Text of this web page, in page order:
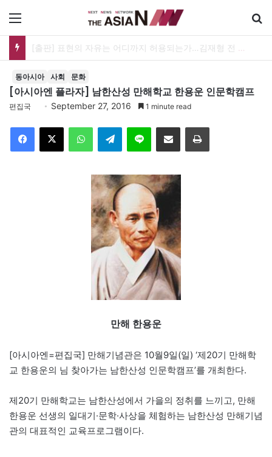
동아시아 사회 문화
[아시아엔 플라자] 남한산성 만해학교 한용운 인문학캠프
편집국 September 27, 2016 1 minute read
Telegram 이메일
만해 한용운
[아시아엔=편집국] 만해기념관은 10월9일(일) ‘제20기 만해학
교 한용운의 님 찾아가는 남한산성 인문학캠프’를 개최한다.
제20기 만해학교는 남한산성에서 가을의 정취를 느끼고, 만해
한용운 선생의 일대기·문학·사상을 체험하는 남한산성 만해기념
관의 대표적인 교육프로그램이다.